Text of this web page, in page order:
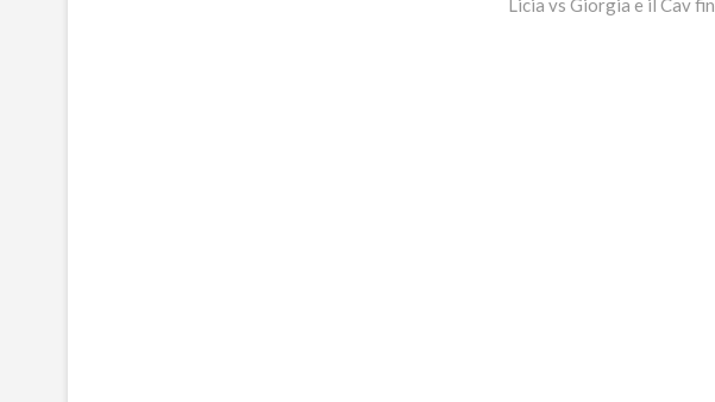
Licia vs Giorgia e il Cav